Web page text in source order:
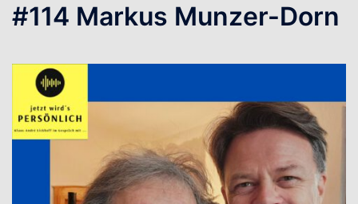
#114 Markus Munzer-Dorn